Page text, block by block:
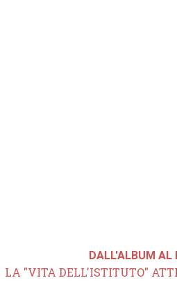
DALL'ALBUM AL
LA "VITA DELL'ISTITUTO"